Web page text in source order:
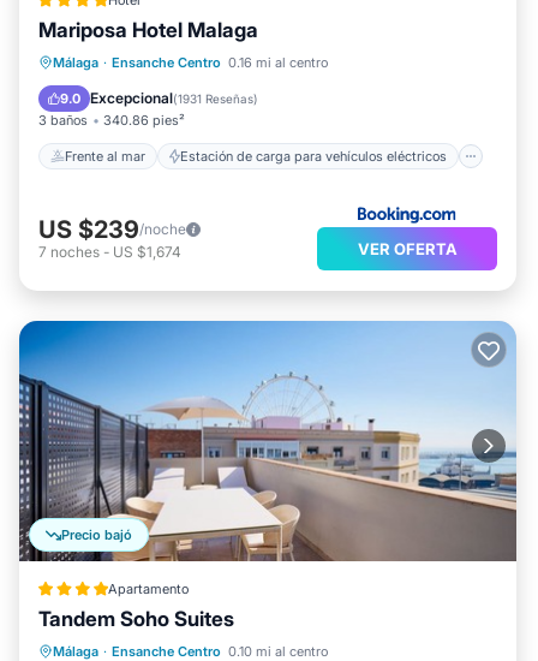
Mariposa Hotel Malaga
Málaga · Ensanche Centro 0.16 mi al centro
9.0 Excepcional(1931 Reseñas)
3 baños 340.86 pies²
Frente al mar Estación de carga para vehículos eléctricos
Frente al mar
Estación de carga para vehículos eléctricos
Aparcamiento
US $239/noche
7 noches - US $1,674 VER OFERTA
Precio bajó
Apartamento
Tandem Soho Suites
Málaga · Ensanche Centro 0.10 mi al centro
Frente al mar Vista al mar